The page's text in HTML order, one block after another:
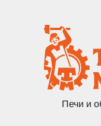
Печи и